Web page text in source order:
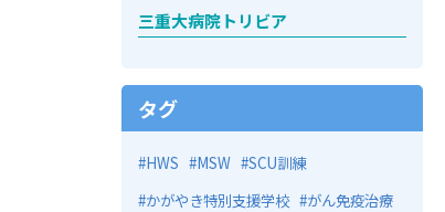
三重大病院トリビア
タグ
HWS MSW
SCU訓練
かがやき特別支援学校
がん免疫治療